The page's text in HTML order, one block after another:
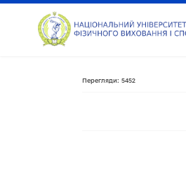
Перегляди: 5452